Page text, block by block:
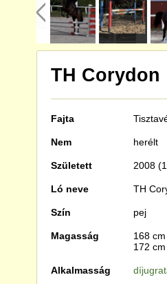
TH Corydon
Fajta
Nem herélt
Született 2008
Ló neve TH
Szín pej
Magasság
168
172
Alkalmasság